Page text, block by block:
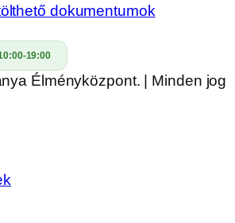
dokumentumok
19:00
Élményközpont. | Minden jog